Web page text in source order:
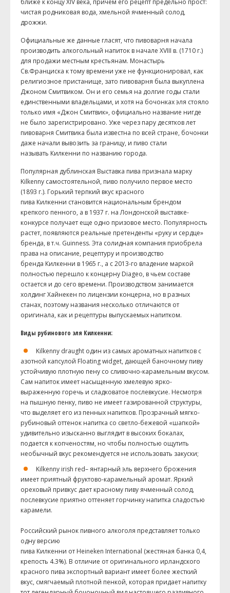
чистая родниковая вода, хмельной ячменный солод,
дрожжи.
Официальные же данные гласят, что пивоварня начала
производить алкогольный напиток в начале XVIII в. (1710 г.)
для продажи местным крестьянам. Монастырь
Св.Франциска к тому времени уже не функционировал, как
религиозное пристанище, зато пивоварня была выкуплена
Джоном Смитвиком. Он и его семья на долгие годы стали
единственными владельцами, и хотя на бочонках эля стояло
только имя «Джон Смитвик», официально название нигде
не было зарегистрировано. Уже через пару десятков лет
пивоварня Смитвика была известна по всей стране, бочонки
даже начали вывозить за границу, и пиво стали
называть Килкенни по названию города.
Популярная дублинская Выставка пива признала марку
Kilkenny самостоятельной, пиво получило первое место
(1893 г.). Горький терпкий вкус красного
пива Килкенни становится национальным брендом
крепкого пенного, а в 1937 г. на Лондонской выставке-
конкурсе получает еще одно призовое место. Популярность
растет, появляются реальные претенденты «руку и сердце»
бренда, в т.ч. Guinness. Эта солидная компания приобрела
права на описание, рецептуру и производство
бренда Килкенни в 1965 г., а с 2013-го владение маркой
полностью перешло к концерну Diageo, в чьем составе
остается и до сего времени. Производством занимается
холдингХайнекен по лицензии концерна, но в разных
станах, поэтому названия несколько отличаются от
оригинала, как и рецептуры выпускаемых напитком.
Виды рубинового эля Килкенни:
Kilkenny draught один из самых ароматных напитков с
азотной капсулой Floatingwidget, дающей баночному пиву
устойчивую плотную пену со сливочно-карамельным вкусом.
Сам напиток имеет насыщенную хмелевую ярко-
выраженную горечь и сладковатое послевкусие. Несмотря
на пышную пенку, пиво не имеет газированной структуры,
что выделяет его из пенных напитков. Прозрачный мягко-
рубиновый оттенок напитка со светло-бежевой «шапкой»
удивительно изысканно выглядит в высоких бокалах,
подается к копченостям, но чтобы полностью ощутить
необычный вкус рекомендуется не использовать закуски;
Kilkenny irish red– янтарный эль верхнего брожения
имеет приятный фруктово-карамельный аромат. Яркий
ореховый привкус дает красному пиву ячменный солод,
послевкусие приятно оттеняет горчинку напитка сладостью
карамели.
Российский рынок пивного алкоголя представляет только
одну версию
пива Килкенни от Heineken International (жестяная банка 0,4,
крепость 4.3%). В отличие от оригинального ирландского
красного пива экспортный вариант имеет более жесткий
вкус, смягчаемый плотной пенкой, которая придает напитку